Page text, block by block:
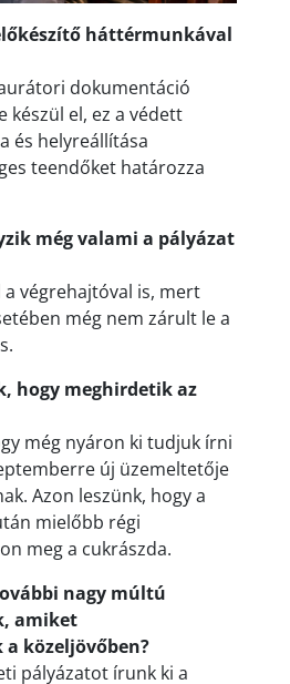
háttérmunkával
dokumentáció
készül el, ez a védett
és helyreállítása
teendőket határozza
még valami a pályázat
a végrehajtóval is, mert
még nem zárult le a
hogy meghirdetik az
még nyáron ki tudjuk írni
új üzemeltetője
Azon leszünk, hogy a
mielőbb régi
meg a cukrászda.
nagy múltú
amiket
közeljövőben?
pályázatot írunk ki a